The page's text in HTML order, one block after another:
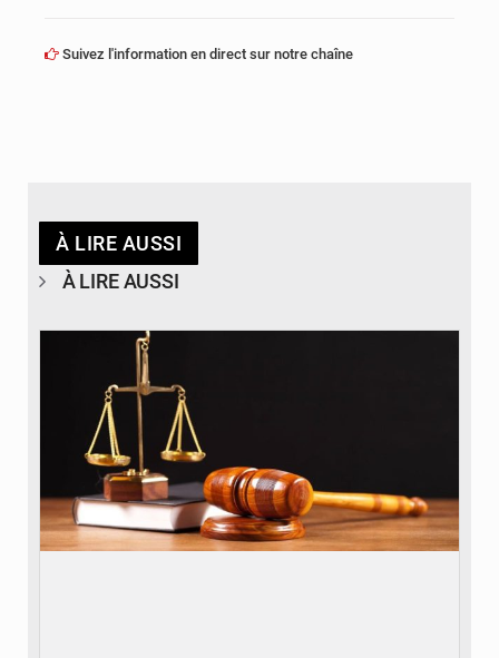
Suivez l'information en direct sur notre chaîne
À LIRE AUSSI
À LIRE AUSSI